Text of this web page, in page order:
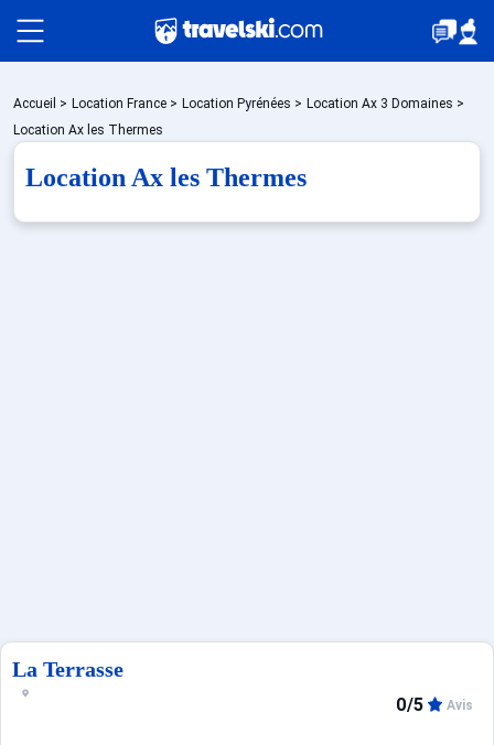
Packages
🚆Train de nuit
Accueil > Location France > Location Pyrénées > Location Ax 3 Domaines >
Location Ax les Thermes
Location Ax les Thermes
La Terrasse
0/5 Avis